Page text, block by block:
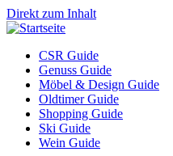
Direkt zum Inhalt
CSR Guide
Genuss Guide
Möbel & Design Guide
Oldtimer Guide
Shopping Guide
Ski Guide
Wein Guide